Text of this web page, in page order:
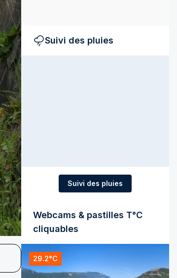
Suivi des pluies
Suivi des pluies
Webcams & pastilles T°C
cliquables
29.2°C